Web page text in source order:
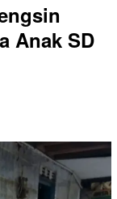
Anak SD